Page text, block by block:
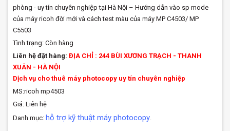
phòng - uy tín chuyên nghiệp tại Hà Nội – Hướng dẫn vào sp mode
của máy ricoh đời mới và cách test màu của máy MP C4503/ MP
C5503
Tình trạng: Còn hàng
Liên hệ đặt hàng: ĐỊA CHỈ : 244 BÙI XƯƠNG TRẠCH - THANH
XUÂN - HÀ NỘI
Dịch vụ cho thuê máy photocopy uy tín chuyên nghiệp
MS:ricoh mp4503
Giá: Liên hệ
Danh mục: hỗ trợ kỹ thuật máy photocopy.